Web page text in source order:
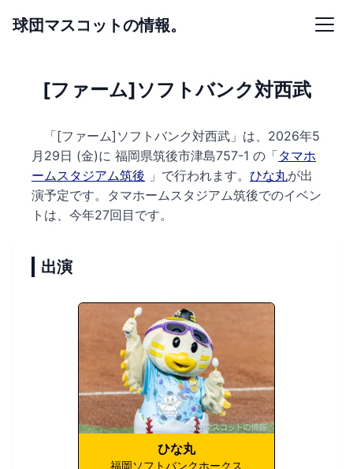
球団マスコットの情報。
[ファーム]ソフトバンク対西武
「[ファーム]ソフトバンク対西武」は、2026年5
月29日 (金)に 福岡県筑後市津島757-1 の 「タマホ
ームスタジアム筑後 」で行われます。 ひな丸が出
演予定です。 タマホームスタジアム筑後でのイベン
トは、今年27回目です。
出演
ひな丸
福岡ソフトバンクホークス